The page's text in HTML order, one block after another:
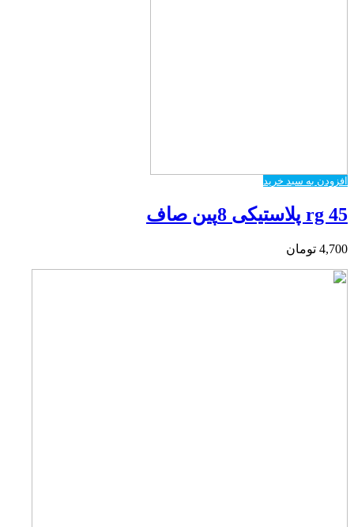
افزودن به سبد خرید
rg 45 پلاستیکی 8پین صاف
4,700 تومان